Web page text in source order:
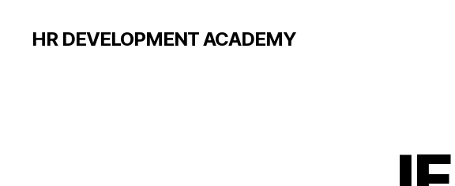
HR DEVELOPMENT ACADEMY